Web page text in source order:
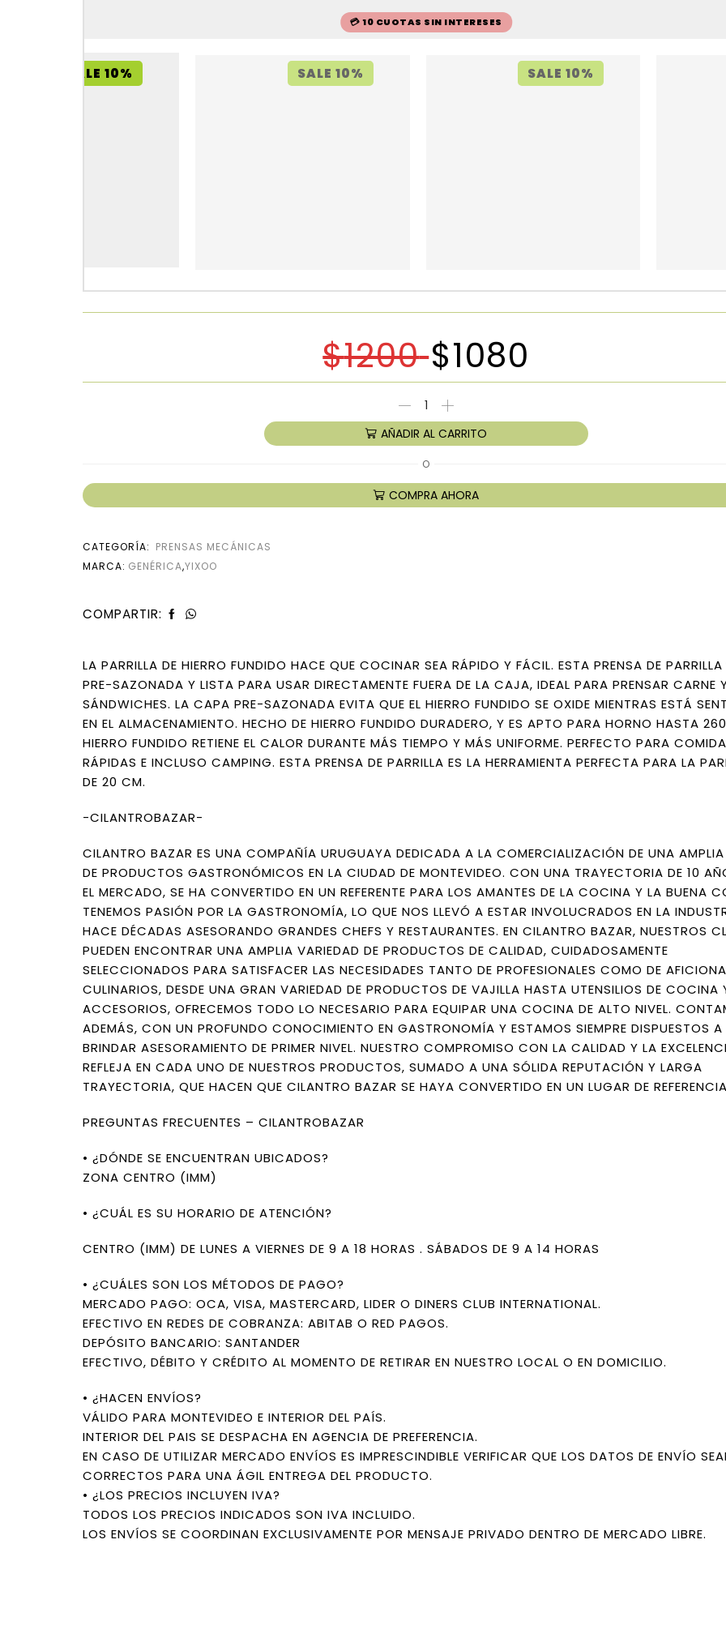
💳 10 CUOTAS SIN INTERESES
SALE 10% SALE 10% SALE 10%
$1200 $1080
AÑADIR AL CARRITO
O
COMPRA AHORA
CATEGORÍA: PRENSAS MECÁNICAS
MARCA: GENÉRICA,YIXOO
COMPARTIR:
LA PARRILLA DE HIERRO FUNDIDO HACE QUE COCINAR SEA RÁPIDO Y FÁCIL. ESTA PRENSA DE PARRILLA
PRE-SAZONADA Y LISTA PARA USAR DIRECTAMENTE FUERA DE LA CAJA, IDEAL PARA PRENSAR CARNE
SÁNDWICHES. LA CAPA PRE-SAZONADA EVITA QUE EL HIERRO FUNDIDO SE OXIDE MIENTRAS ESTÁ
EN EL ALMACENAMIENTO. HECHO DE HIERRO FUNDIDO DURADERO, Y ES APTO PARA HORNO HASTA
HIERRO FUNDIDO RETIENE EL CALOR DURANTE MÁS TIEMPO Y MÁS UNIFORME. PERFECTO PARA
RÁPIDAS E INCLUSO CAMPING. ESTA PRENSA DE PARRILLA ES LA HERRAMIENTA PERFECTA PARA LA
DE 20 CM.
-CILANTROBAZAR-
CILANTRO BAZAR ES UNA COMPAÑÍA URUGUAYA DEDICADA A LA COMERCIALIZACIÓN DE UNA
DE PRODUCTOS GASTRONÓMICOS EN LA CIUDAD DE MONTEVIDEO. CON UNA TRAYECTORIA DE 10
EL MERCADO, SE HA CONVERTIDO EN UN REFERENTE PARA LOS AMANTES DE LA COCINA Y LA BUENA
TENEMOS PASIÓN POR LA GASTRONOMÍA, LO QUE NOS LLEVÓ A ESTAR INVOLUCRADOS EN LA
HACE DÉCADAS ASESORANDO GRANDES CHEFS Y RESTAURANTES. EN CILANTRO BAZAR, NUESTROS
PUEDEN ENCONTRAR UNA AMPLIA VARIEDAD DE PRODUCTOS DE CALIDAD, CUIDADOSAMENTE
SELECCIONADOS PARA SATISFACER LAS NECESIDADES TANTO DE PROFESIONALES COMO DE
CULINARIOS, DESDE UNA GRAN VARIEDAD DE PRODUCTOS DE VAJILLA HASTA UTENSILIOS DE COCINA
ACCESORIOS, OFRECEMOS TODO LO NECESARIO PARA EQUIPAR UNA COCINA DE ALTO NIVEL.
ADEMÁS, CON UN PROFUNDO CONOCIMIENTO EN GASTRONOMÍA Y ESTAMOS SIEMPRE DISPUESTOS A
BRINDAR ASESORAMIENTO DE PRIMER NIVEL. NUESTRO COMPROMISO CON LA CALIDAD Y LA
REFLEJA EN CADA UNO DE NUESTROS PRODUCTOS, SUMADO A UNA SÓLIDA REPUTACIÓN Y LARGA
TRAYECTORIA, QUE HACEN QUE CILANTRO BAZAR SE HAYA CONVERTIDO EN UN LUGAR DE
PREGUNTAS FRECUENTES – CILANTROBAZAR
• ¿DÓNDE SE ENCUENTRAN UBICADOS?
ZONA CENTRO (IMM)
• ¿CUÁL ES SU HORARIO DE ATENCIÓN?
CENTRO (IMM) DE LUNES A VIERNES DE 9 A 18 HORAS . SÁBADOS DE 9 A 14 HORAS
• ¿CUÁLES SON LOS MÉTODOS DE PAGO?
MERCADO PAGO: OCA, VISA, MASTERCARD, LIDER O DINERS CLUB INTERNATIONAL.
EFECTIVO EN REDES DE COBRANZA: ABITAB O RED PAGOS.
DEPÓSITO BANCARIO: SANTANDER
EFECTIVO, DÉBITO Y CRÉDITO AL MOMENTO DE RETIRAR EN NUESTRO LOCAL O EN DOMICILIO.
• ¿HACEN ENVÍOS?
VÁLIDO PARA MONTEVIDEO E INTERIOR DEL PAÍS.
INTERIOR DEL PAIS SE DESPACHA EN AGENCIA DE PREFERENCIA.
EN CASO DE UTILIZAR MERCADO ENVÍOS ES IMPRESCINDIBLE VERIFICAR QUE LOS DATOS DE ENVÍO
CORRECTOS PARA UNA ÁGIL ENTREGA DEL PRODUCTO.
• ¿LOS PRECIOS INCLUYEN IVA?
TODOS LOS PRECIOS INDICADOS SON IVA INCLUIDO.
LOS ENVÍOS SE COORDINAN EXCLUSIVAMENTE POR MENSAJE PRIVADO DENTRO DE MERCADO LIBRE.